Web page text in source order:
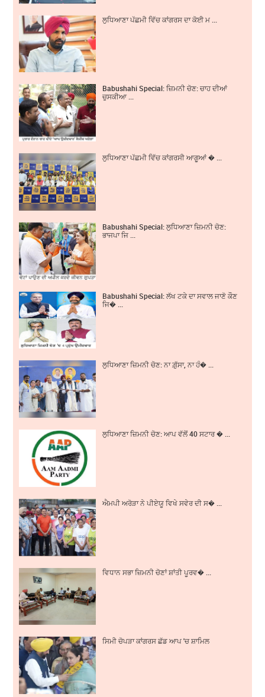
ਲੁਧਿਆਣਾ ਪੱਛਮੀ ਵਿੱਚ ਕਾਂਗਰਸ ਦਾ ਕੋਈ ਮ ...
Babushahi Special: ਜ਼ਿਮਨੀ ਚੋਣ: ਚਾਹ ਦੀਆਂ
ਚੁਸਕੀਆ ...
ਲੁਧਿਆਣਾ ਪੱਛਮੀ ਵਿੱਚ ਕਾਂਗਰਸੀ ਆਗੂਆਂ � ...
Babushahi Special: ਲੁਧਿਆਣਾ ਜ਼ਿਮਨੀ ਚੋਣ:
ਭਾਜਪਾ ਜਿ ...
Babushahi Special: ਲੱਖ ਟਕੇ ਦਾ ਸਵਾਲ ਜਾਣੋ ਕੌਣ
ਜਿ� ...
ਲੁਧਿਆਣਾ ਜ਼ਿਮਨੀ ਚੋਣ: ਨਾ ਗ਼ੁੱਸਾ, ਨਾ ਹੰ� ...
ਲੁਧਿਆਣਾ ਜ਼ਿਮਨੀ ਚੋਣ: ਆਪ ਵੱਲੋਂ 40 ਸਟਾਰ � ...
ਐਮਪੀ ਅਰੋੜਾ ਨੇ ਪੀਏਯੂ ਵਿਖੇ ਸਵੇਰ ਦੀ ਸ� ...
ਵਿਧਾਨ ਸਭਾ ਜ਼ਿਮਨੀ ਚੋਣਾਂ ਸ਼ਾਂਤੀ ਪੂਰਵ� ...
ਸਿਮੀ ਚੋਪੜਾ ਕਾਂਗਰਸ ਛੱਡ ਆਪ 'ਚ ਸ਼ਾਮਿਲ